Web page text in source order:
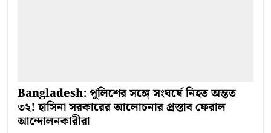
Bangladesh: পুলিশের সঙ্গে সংঘর্ষে নিহত অন্তত
৩২! হাসিনা সরকারের আলোচনার প্রস্তাব ফেরাল
আন্দোলনকারীরা